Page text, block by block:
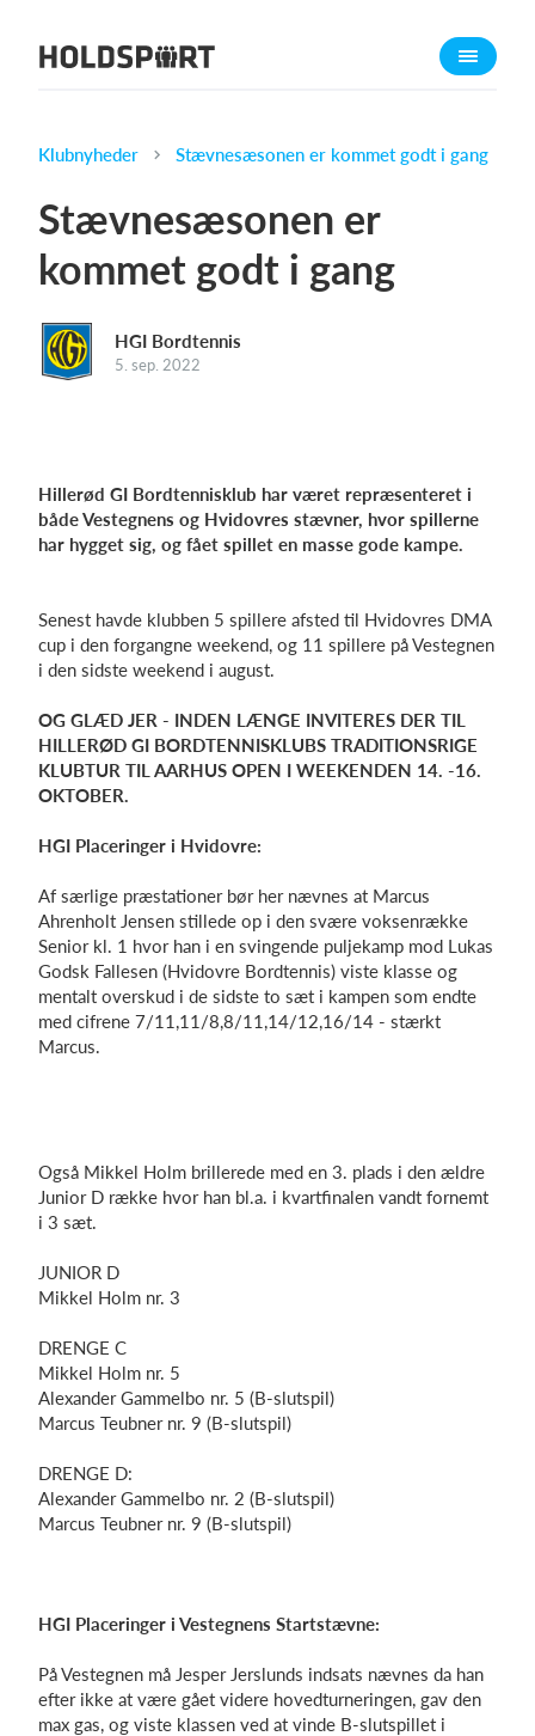
Om Holdsport
Presseomtale
Funktioner
Kontingentopkrævning
Hvad koster det?
Log på
Klubnyheder Stævnesæsonen er kommet godt i gang
Stævnesæsonen er
kommet godt i gang
HGI Bordtennis
5. sep. 2022
Hillerød GI Bordtennisklub har været repræsenteret i
både Vestegnens og Hvidovres stævner, hvor spillerne
har hygget sig, og fået spillet en masse gode kampe.
Senest havde klubben 5 spillere afsted til Hvidovres DMA
cup i den forgangne weekend, og 11 spillere på Vestegnen
i den sidste weekend i august.
OG GLÆD JER - INDEN LÆNGE INVITERES DER TIL
HILLERØD GI BORDTENNISKLUBS TRADITIONSRIGE
KLUBTUR TIL AARHUS OPEN I WEEKENDEN 14. -16.
OKTOBER.
HGI Placeringer i Hvidovre:
Af særlige præstationer bør her nævnes at Marcus
Ahrenholt Jensen stillede op i den svære voksenrække
Senior kl. 1 hvor han i en svingende puljekamp mod Lukas
Godsk Fallesen (Hvidovre Bordtennis) viste klasse og
mentalt overskud i de sidste to sæt i kampen som endte
med cifrene 7/11,11/8,8/11,14/12,16/14 - stærkt
Marcus.
Også Mikkel Holm brillerede med en 3. plads i den ældre
Junior D række hvor han bl.a. i kvartfinalen vandt fornemt
i 3 sæt.
JUNIOR D
Mikkel Holm nr. 3
DRENGE C
Mikkel Holm nr. 5
AlexanderGammelbo nr. 5 (B-slutspil)
Marcus Teubnernr. 9 (B-slutspil)
DRENGE D:
AlexanderGammelbo nr. 2 (B-slutspil)
Marcus Teubnernr. 9 (B-slutspil)
HGI Placeringer i Vestegnens Startstævne:
På Vestegnen må Jesper Jerslunds indsats nævnes da han
efter ikke at være gået videre hovedturneringen, gav den
max gas, og viste klassen ved at vinde B-slutspillet i